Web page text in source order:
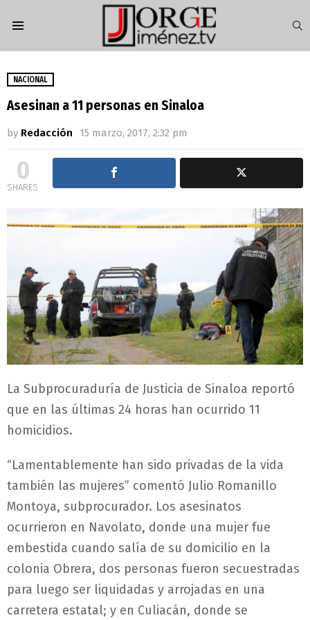
NACIONAL
Asesinan a 11 personas en Sinaloa
by Redacción 15 marzo, 2017, 2:32 pm
0
SHARES
La Subprocuraduría de Justicia de Sinaloa reportó
que en las últimas 24 horas han ocurrido 11
homicidios.
“Lamentablemente han sido privadas de la vida
también las mujeres” comentó Julio Romanillo
Montoya, subprocurador. Los asesinatos
ocurrieron en Navolato, donde una mujer fue
embestida cuando salía de su domicilio en la
colonia Obrera, dos personas fueron secuestradas
para luego ser liquidadas y arrojadas en una
carretera estatal; y en Culiacán, donde se